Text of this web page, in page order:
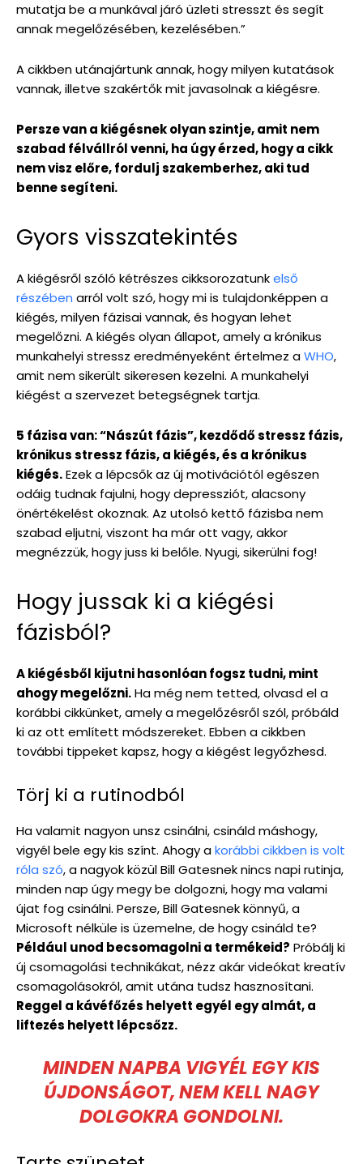
mutatja be a munkával járó üzleti stresszt és segít
annak megelőzésében, kezelésében.”
A cikkben utánajártunk annak, hogy milyen kutatások
vannak, illetve szakértők mit javasolnak a kiégésre.
Persze van a kiégésnek olyan szintje, amit nem
szabad félvállról venni, ha úgy érzed, hogy a cikk
nem visz előre, fordulj szakemberhez, aki tud
benne segíteni.
Gyors visszatekintés
A kiégésről szóló kétrészes cikksorozatunkelső
részében arról volt szó, hogy mi is tulajdonképpen a
kiégés, milyen fázisai vannak, és hogyan lehet
megelőzni. A kiégés olyan állapot, amely a krónikus
munkahelyi stressz eredményeként értelmez aWHO,
amit nem sikerült sikeresen kezelni. A munkahelyi
kiégést a szervezet betegségnek tartja.
5 fázisa van: “Nászút fázis”, kezdődő stressz fázis,
krónikus stressz fázis, a kiégés, és a krónikus
kiégés.Ezek a lépcsők az új motivációtól egészen
odáig tudnak fajulni, hogy depressziót, alacsony
önértékelést okoznak. Az utolsó kettő fázisba nem
szabad eljutni, viszont ha már ott vagy, akkor
megnézzük, hogy juss ki belőle. Nyugi, sikerülni fog!
Hogy jussak ki a kiégési
fázisból?
A kiégésből kijutni hasonlóan fogsz tudni, mint
ahogy megelőzni.Ha még nem tetted, olvasd el a
korábbi cikkünket, amely a megelőzésről szól, próbáld
ki az ott említett módszereket. Ebben a cikkben
további tippeket kapsz, hogy a kiégést legyőzhesd.
Törj ki a rutinodból
Ha valamit nagyon unsz csinálni, csináld máshogy,
vigyél bele egy kis színt. Ahogy akorábbi cikkben is volt
róla szó, a nagyok közül Bill Gatesnek nincs napi rutinja,
minden nap úgy megy be dolgozni, hogy ma valami
újat fog csinálni. Persze, Bill Gatesnek könnyű, a
Microsoft nélküle is üzemelne, de hogy csináld te?
Például unod becsomagolni a termékeid? Próbálj ki
új csomagolási technikákat, nézz akár videókat kreatív
csomagolásokról, amit utána tudsz hasznosítani.
Reggel a kávéfőzés helyett egyél egy almát, a
liftezés helyett lépcsőzz.
MINDEN NAPBA VIGYÉL EGY KIS
ÚJDONSÁGOT, NEM KELL NAGY
DOLGOKRA GONDOLNI.